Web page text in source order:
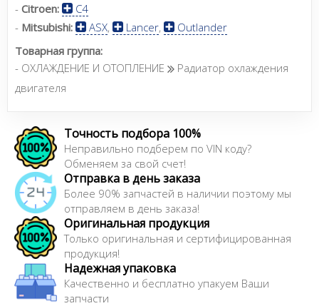
- Citroen:
C4
- Mitsubishi: ASX, Lancer,
Outlander
Товарная группа:
- ОХЛАЖДЕНИЕ И ОТОПЛЕНИЕ
Радиатор охлаждения
двигателя
Точность подбора 100%
Неправильно подберем по VIN коду?
Обменяем за свой счет!
Отправка в день заказа
Более 90% запчастей в наличии поэтому мы
отправляем в день заказа!
Оригинальная продукция
Только оригинальная и сертифицированная
продукция!
Надежная упаковка
Качественно и бесплатно упакуем Ваши
запчасти